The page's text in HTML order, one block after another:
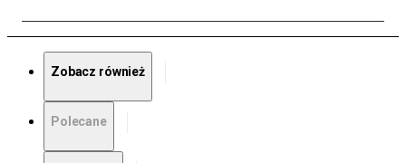
Zobacz również
Polecane